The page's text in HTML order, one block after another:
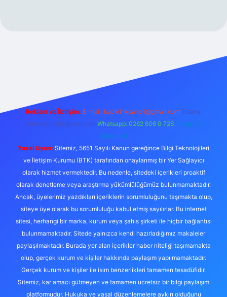
Reklam ve İletişim: E-mail: backlinkpaneli@gmail.com Teams:
forumhizmeti@gmail.com Whatsapp: 0262 606 0 726 Telegram:
@karabul
Yasal Uyarı: Sitemiz, 5651 Sayılı Kanun gereğince Bilgi Teknolojileri
ve İletişim Kurumu (BTK) tarafından onaylanmış bir Yer Sağlayıcı
olarak hizmet vermektedir. Bu nedenle, sitedeki içerikleri proaktif
olarak denetleme veya araştırma yükümlülüğümüz bulunmamaktadır.
Ancak, üyelerimiz yazdıkları içeriklerin sorumluluğunu taşımakta olup,
siteye üye olarak bu sorumluluğu kabul etmiş sayılırlar. Bu internet
sitesi, herhangi bir marka, kurum veya şahıs şirketi ile hiçbir bağlantısı
bulunmamaktadır. Sitede yalnızca kendi hazırladığımız makaleler
paylaşılmaktadır. Burada yer alan içerikler haber niteliği taşımamakta
olup, gerçek kurum ve kişiler hakkında paylaşım yapılmamaktadır.
Gerçek kurum ve kişiler ile isim benzerlikleri tamamen tesadüfidir.
Sitemiz, kar amacı gütmeyen ve tamamen ücretsiz bir bilgi paylaşım
platformudur. Hukuka ve yasal düzenlemelere aykırı olduğunu